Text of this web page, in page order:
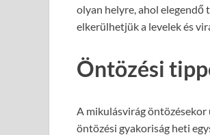
olyan helyre, ahol elegendő
elkerülhetjük a levelek és
Öntözési
A mikulásvirág öntözésekor
öntözési gyakoriság heti